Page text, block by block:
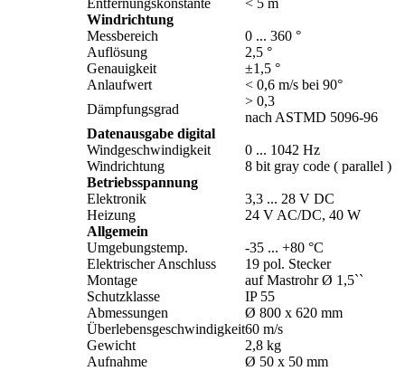
Entfernungskonstante
< 5 m
Windrichtung
Messbereich
0 ... 360 °
Auflösung
2,5 °
Genauigkeit
±1,5 °
Anlaufwert
< 0,6 m/­s bei 90°
Dämpfungsgrad
> 0,3
nach ASTMD 5096-96
Datenausgabe digital
Windgeschwindigkeit
0 ... 1042 Hz
Windrichtung
8 bit gray code ( parallel )
Betriebsspannung
Elektronik
3,3 ... 28 V DC
Heizung
24 V AC/­DC, 40 W
Allgemein
Umgebungstemp.
-35 ... +80 °C
Elektrischer Anschluss
19 pol. Stecker
Montage
auf Mastrohr Ø 1,5``
Schutzklasse
IP 55
Abmessungen
Ø 800 x 620 mm
Überlebensgeschwindigkeit60 m/­s
Gewicht
2,8 kg
Aufnahme
Ø 50 x 50 mm